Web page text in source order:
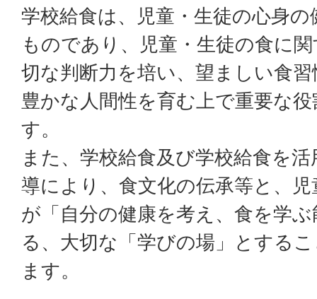
学校給食は、児童・生徒の心身
ものであり、児童・生徒の食に
切な判断力を培い、望ましい食
豊かな人間性を育む上で重要な
す。
また、学校給食及び学校給食を
導により、食文化の伝承等と、
が「自分の健康を考え、食を学
る、大切な「学びの場」とする
ます。